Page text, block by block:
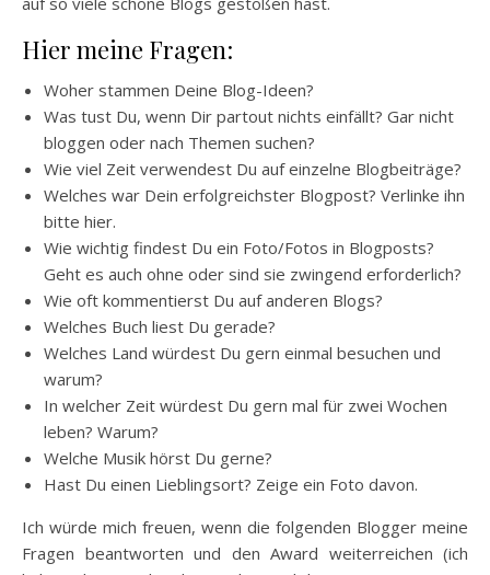
Hier meine Fragen:
Woher stammen Deine Blog-Ideen?
Was tust Du, wenn Dir partout nichts einfällt? Gar nicht
bloggen oder nach Themen suchen?
Wie viel Zeit verwendest Du auf einzelne Blogbeiträge?
Welches war Dein erfolgreichster Blogpost? Verlinke ihn
bitte hier.
Wie wichtig findest Du ein Foto/Fotos in Blogposts?
Geht es auch ohne oder sind sie zwingend erforderlich?
Wie oft kommentierst Du auf anderen Blogs?
Welches Buch liest Du gerade?
Welches Land würdest Du gern einmal besuchen und
warum?
In welcher Zeit würdest Du gern mal für zwei Wochen
leben? Warum?
Welche Musik hörst Du gerne?
Hast Du einen Lieblingsort? Zeige ein Foto davon.
Ich würde mich freuen, wenn die folgenden Blogger meine
Fragen beantworten und den Award weiterreichen (ich